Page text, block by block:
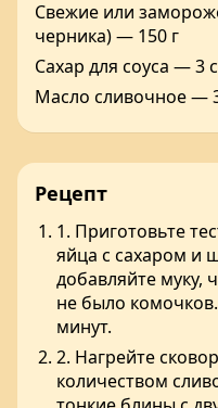
Свежие или
черника) — 150 г
Сахар для соуса — 3
Масло сливочное —
Рецепт
1. Приготовьте
яйца с сахаром и
добавляйте муку,
не было
минут.
2. Нагрейте
количеством